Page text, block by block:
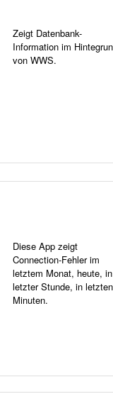
Zeigt Datenbank-
Information im
von WWS.
Diese App zeigt
Connection-Fehler im
letztem Monat, heute, in
letzter Stunde, in
Minuten.